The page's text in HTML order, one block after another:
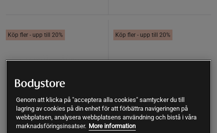
Köp fler - upp till 20% Köp fler - upp till 20%
Genom att klicka på "acceptera alla cookies" samtycker du till
lagring av cookies på din enhet för att förbättra navigeringen på
webbplatsen, analysera webbplatsens användning och bistå i våra
marknadsföringsinsatser. More information